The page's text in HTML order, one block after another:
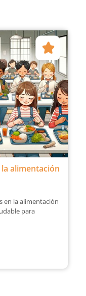
alimentación
en la alimentación
para